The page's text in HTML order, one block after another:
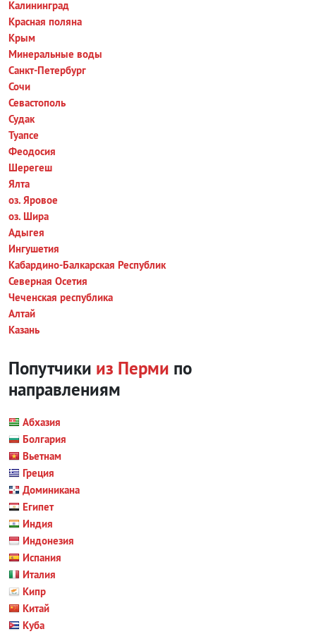
Калининград
Красная поляна
Крым
Минеральные воды
Санкт-Петербург
Сочи
Севастополь
Судак
Туапсе
Феодосия
Шерегеш
Ялта
оз. Яровое
оз. Шира
Адыгея
Ингушетия
Кабардино-Балкарская Республик
Северная Осетия
Чеченская республика
Алтай
Казань
Попутчики из Перми по
направлениям
Абхазия
Болгария
Вьетнам
Греция
Доминикана
Египет
Индия
Индонезия
Испания
Италия
Кипр
Китай
Куба